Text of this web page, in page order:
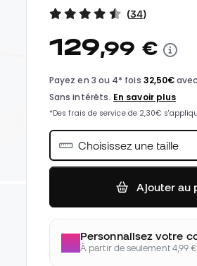
(34)
129,99 €
Choisissez une taille
Ajouter au
Personnalisez votre
À partir de seulement 4,99 €